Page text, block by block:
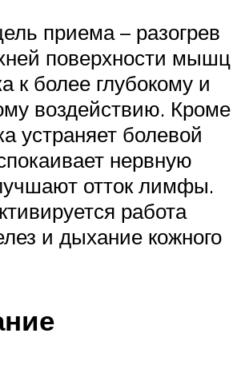
приема – разогрев
поверхности мышц
к более глубокому и
воздействию. Кроме
устраняет болевой
нервную
отток лимфы.
работа
и дыхание кожного